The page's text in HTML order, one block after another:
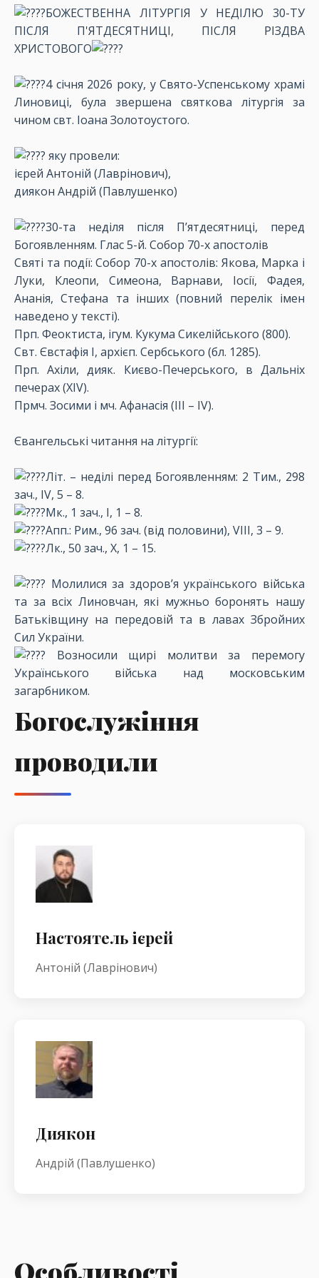
БОЖЕСТВЕННА ЛІТУРГІЯ У НЕДІЛЮ 30-ТУ
ПІСЛЯ П'ЯТДЕСЯТНИЦІ, ПІСЛЯ РІЗДВА
ХРИСТОВОГО
4 січня 2026 року, у Свято-Успенському храмі
Линовиці, була звершена святкова літургія за
чином свт. Іоана Золотоустого.
яку провели:
ієрей Антоній (Лаврінович),
диякон Андрій (Павлушенко)
30-та неділя після П’ятдесятниці, перед
Богоявленням. Глас 5-й. Собор 70-х апостолів
Святі та події: Собор 70-х апостолів: Якова, Марка і
Луки, Клеопи, Симеона, Варнави, Іосії, Фадея,
Ананія, Стефана та інших (повний перелік імен
наведено у тексті).
Прп. Феоктиста, ігум. Кукума Сикелійського (800).
Свт. Євстафія І, архієп. Сербського (бл. 1285).
Прп. Ахіли, дияк. Києво-Печерського, в Дальніх
печерах (XIV).
Прмч. Зосими і мч. Афанасія (III – IV).
Євангельські читання на літургії:
Літ. – неділі перед Богоявленням: 2 Тим., 298
зач., IV, 5 – 8.
Мк., 1 зач., I, 1 – 8.
Апп.: Рим., 96 зач. (від половини), VIII, 3 – 9.
Лк., 50 зач., X, 1 – 15.
Молилися за здоров’я українського війська
та за всіх Линовчан, які мужньо боронять нашу
Батьківщину на передовій та в лавах Збройних
Сил України.
Возносили щирі молитви за перемогу
Українського війська над московським
загарбником.
Богослужіння
проводили
Настоятель ієрей
Антоній (Лаврінович)
Диякон
Андрій (Павлушенко)
Особливості